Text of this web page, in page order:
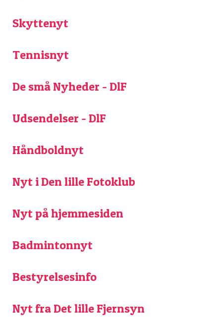
Skyttenyt
Tennisnyt
De små Nyheder - DlF
Udsendelser - DlF
Håndboldnyt
Nyt i Den lille Fotoklub
Nyt på hjemmesiden
Badmintonnyt
Bestyrelsesinfo
Nyt fra Det lille Fjernsyn